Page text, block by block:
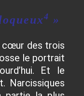
4 »
cœur des trois
le portrait
Et le
Narcissiques